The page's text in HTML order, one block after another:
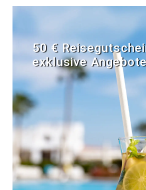
50 €
exklusive